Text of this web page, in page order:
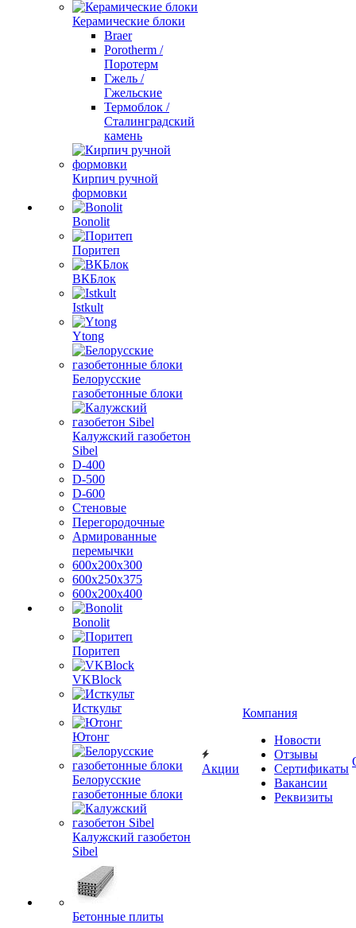
Керамические блоки
Braer
Porotherm /
Поротерм
Гжель /
Гжельские
Термоблок /
Сталинградский
камень
Кирпич ручной
формовки
Bonolit
Поритеп
ВКБлок
Istkult
Ytong
Белорусские
газобетонные блоки
Калужский газобетон
Sibel
D-400
D-500
D-600
Стеновые
Перегородочные
Армированные
перемычки
600х200х300
600х250х375
600х200х400
Bonolit
Поритеп
VKBlock
Исткульт
Ютонг
Белорусские
газобетонные блоки
Калужский газобетон
Sibel
Бетонные плиты
Акции
Компания
Новости
Отзывы
Сертификаты
Вакансии
Реквизиты